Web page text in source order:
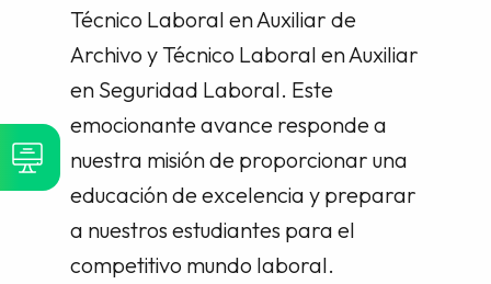
Técnico Laboral en Auxiliar de
Archivo y Técnico Laboral en Auxiliar
en Seguridad Laboral. Este
emocionante avance responde a
nuestra misión de proporcionar una
educación de excelencia y preparar
a nuestros estudiantes para el
competitivo mundo laboral.